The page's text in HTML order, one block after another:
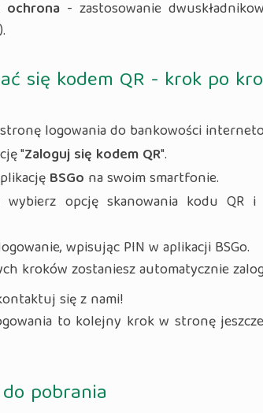
ochrona - zastosowanie
się kodem QR - krok po
logowania do bankowości
"Zaloguj się kodem QR".
BSGo na swoim smartfonie.
wybierz opcję skanowania kodu QR
wpisując PIN w aplikacji BSGo.
kroków zostaniesz automatycznie
się z nami!
to kolejny krok w stronę
pobrania